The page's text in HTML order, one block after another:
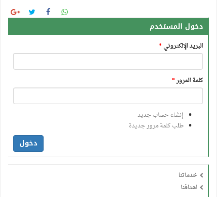
دخول المستخدم
البريد الإلكتروني*
كلمة المرور*
إنشاء حساب جديد
طلب كلمة مرور جديدة
دخول
خدماتنا
اهدافنا